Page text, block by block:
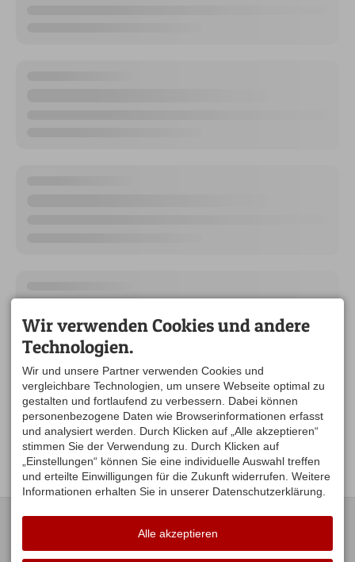
KONTAKT
Hauptstraße 16
UNSERE
ÖFFNUNGSZEITEN:
Wir verwenden Cookies und andere
Technologien.
Wir und unsere Partner verwenden Cookies und
vergleichbare Technologien, um unsere Webseite optimal zu
gestalten und fortlaufend zu verbessern. Dabei können
personenbezogene Daten wie Browserinformationen erfasst
und analysiert werden. Durch Klicken auf „Alle akzeptieren“
stimmen Sie der Verwendung zu. Durch Klicken auf
„Einstellungen“ können Sie eine individuelle Auswahl treffen
und erteilte Einwilligungen für die Zukunft widerrufen. Weitere
Informationen erhalten Sie in unserer Datenschutzerklärung.
Alle akzeptieren